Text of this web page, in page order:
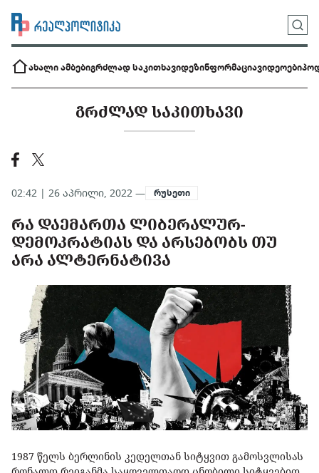
ახალი ამბებიგრძლად საკითხავიდეზინფორმაციავიდეოები
ᲒᲠᲫᲚᲐᲓ ᲡᲐᲙᲘᲗᲮᲐᲕᲘ
02:42 | 26 აპრილი, 2022 — რუსეთი
ᲠᲐ ᲓᲐᲔᲛᲐᲠᲗᲐ ᲚᲘᲑᲔᲠᲐᲚᲣᲠ-
ᲓᲔᲛᲝᲙᲠᲐᲢᲘᲐᲡ ᲓᲐ ᲐᲠᲡᲔᲑᲝᲑᲡ ᲗᲣ
ᲐᲠᲐ ᲐᲚᲢᲔᲠᲜᲐᲢᲘᲕᲐ
1987 წელს ბერლინის კედელთან სიტყვით გამოსვლისას